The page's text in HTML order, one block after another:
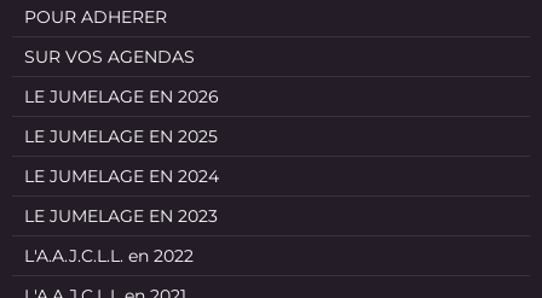
POUR ADHERER
SUR VOS AGENDAS
LE JUMELAGE EN 2026
LE JUMELAGE EN 2025
LE JUMELAGE EN 2024
LE JUMELAGE EN 2023
L'A.A.J.C.L.L. en 2022